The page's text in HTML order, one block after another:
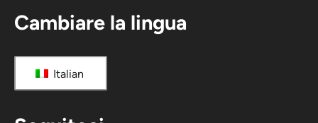
Cambiare la lingua
Italian